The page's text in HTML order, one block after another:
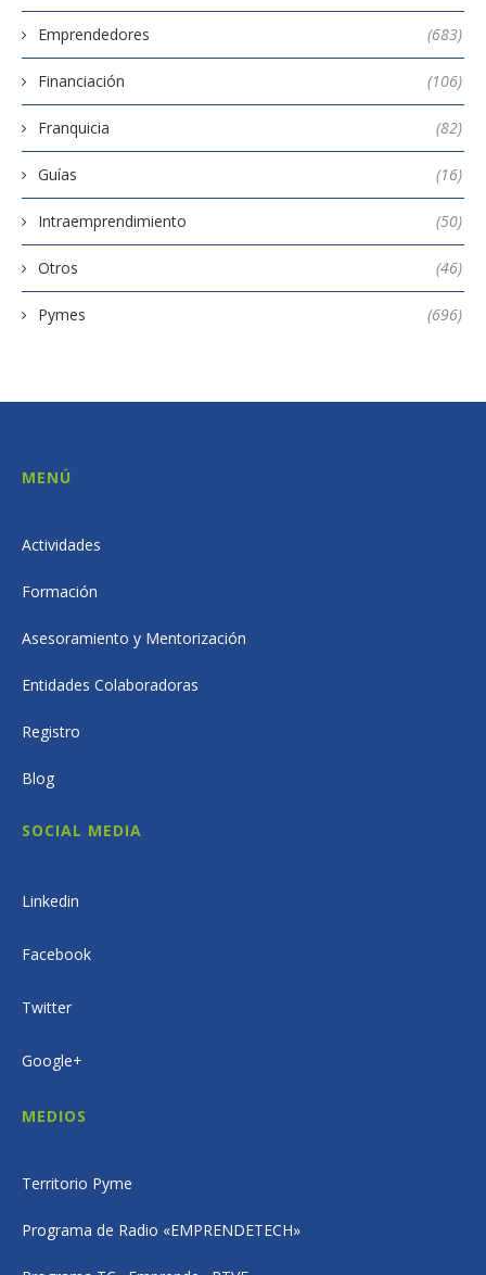
Emprendedores (683)
Financiación (106)
Franquicia (82)
Guías (16)
Intraemprendimiento (50)
Otros (46)
Pymes (696)
MENÚ
Actividades
Formación
Asesoramiento y Mentorización
Entidades Colaboradoras
Registro
Blog
SOCIAL MEDIA
Linkedin
Facebook
Twitter
Google+
MEDIOS
Territorio Pyme
Programa de Radio «EMPRENDETECH»